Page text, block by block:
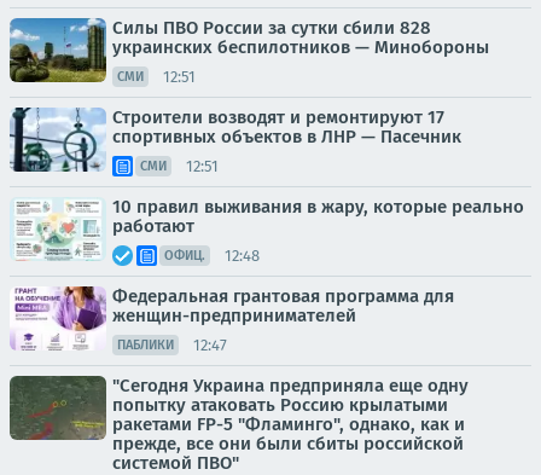
Силы ПВО России за сутки сбили 828
украинских беспилотников — Минобороны
СМИ 12:51
Строители возводят и ремонтируют 17
спортивных объектов в ЛНР — Пасечник
СМИ 12:51
10 правил выживания в жару, которые реально
работают
ОФИЦ. 12:48
Федеральная грантовая программа для
женщин-предпринимателей
ПАБЛИКИ 12:47
"Сегодня Украина предприняла еще одну
попытку атаковать Россию крылатыми
ракетами FP-5 "Фламинго", однако, как и
прежде, все они были сбиты российской
системой ПВО"